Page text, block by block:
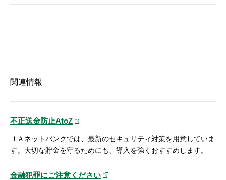
関連情報
不正送金防止AtoZ
ＪＡネットバンクでは、最新のセキュリティ対策を用意していま
す。大切な貯金を守るためにも、導入を強くおすすめします。
金融犯罪にご注意ください